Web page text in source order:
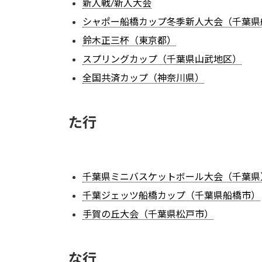
新人戦/新人大会
シャポー船橋カップ冬季新人大会（千葉県
鈴木正三杯（東京都）
スプリングカップ（千葉県山武地区）
全国共済カップ（神奈川県）
た行
千葉県ミニバスケットボール大会（千葉県
千葉ジェッツ船橋カップ（千葉県船橋市）
手賀の丘大会（千葉県松戸市）
な行